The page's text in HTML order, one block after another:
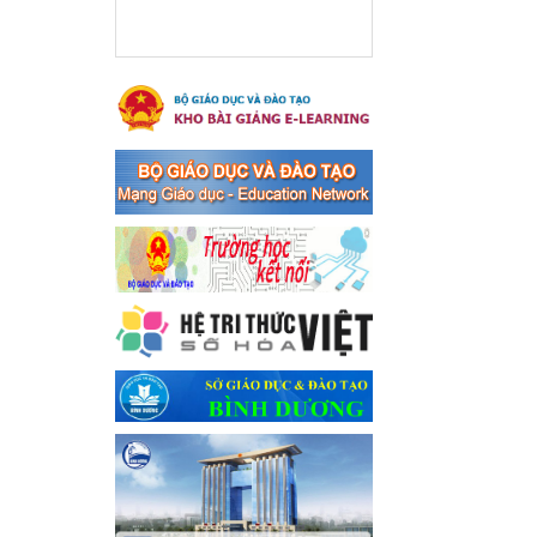
Hưởng ứng cuộc thi trực
tuyến "Tìm hiểu Nghị quyết
Trung ương 8 Khoá XIII"
Hưởng ứng cuộc thi trực tuyến
"Tìm hiểu Nghị quyết Trung
ương 8 Khoá XIII"
Ngày ban hành: 04/03/2024
Kế hoạch Triển khai công
tác tuyên truyền, đảm bảo
trật tự, an toàn giao thông
năm 2024 tại các cơ sở giáo
dục trên địa bàn thị xã Bến
Cát
Kế hoạch Triển khai công tác
tuyên truyền, đảm bảo trật tự,
an toàn giao thông năm 2024
tại các cơ sở giáo dục trên địa
bàn thị xã Bến Cát